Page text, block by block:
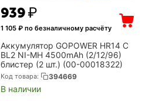
‍939‍₽
1 105₽ по безналичному расчёту
Аккумулятор GOPOWER HR14 C
BL2 NI-MH 4500mAh (2/12/96)
блистер (2 шт.) (00-00018322)
Код товара: 394669
В наличии